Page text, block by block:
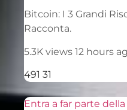
Bitcoin: I 3 Grandi
Racconta.
5.3K views 12 hours
491 31
Entra a far parte